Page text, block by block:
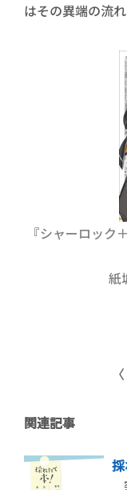
はその異端の流
『シャーロック
紙
関連記事